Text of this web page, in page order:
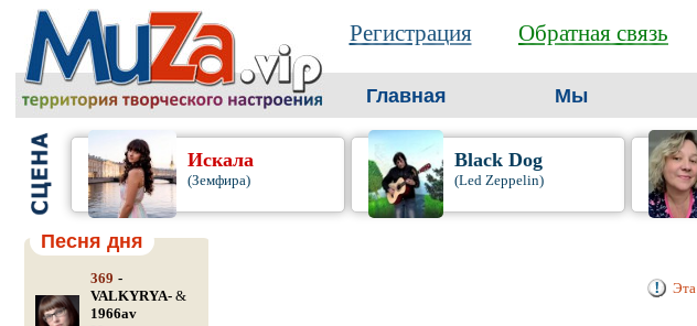
Регистрация Обратная связь
Главная Мы
Искала
(Земфира)
Black Dog
(Led Zeppelin)
Песня дня
369 -
VALKYRYA-&
1966av
Эта